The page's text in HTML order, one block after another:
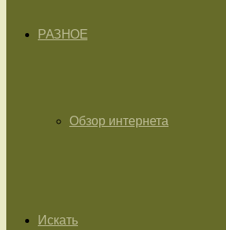
РАЗНОЕ
Обзор интернета
Искать